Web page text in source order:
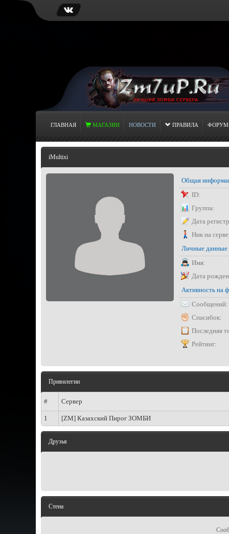
ГЛАВНАЯ МАГАЗИН НОВОСТИ ПРАВИЛА ФОРУМ
iMultixi
Общая
ID:
Группа:
Дата
Ник на
Личные данные
Имя:
Дата
Активность на
Сообщений:
Спасибок:
Последняя
Рейтинг:
Привилегии
# Сервер
1 [ZM] Казахский Пирог ЗОМБИ
Друзья
Стена